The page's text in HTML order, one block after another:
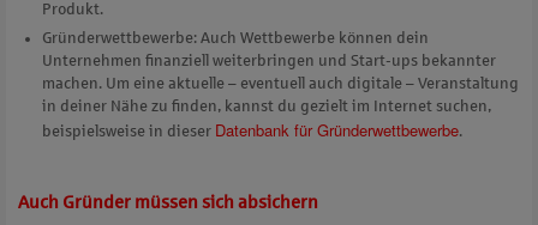
Produkt.
Gründerwettbewerbe: Auch Wettbewerbe können dein
Unternehmen finanziell weiterbringen und Start-ups bekannter
machen. Um eine aktuelle – eventuell auch digitale – Veranstaltung
in deiner Nähe zu finden, kannst du gezielt im Internet suchen,
beispielsweise in dieser Datenbank für Gründerwettbewerbe.
Auch Gründer müssen sich absichern